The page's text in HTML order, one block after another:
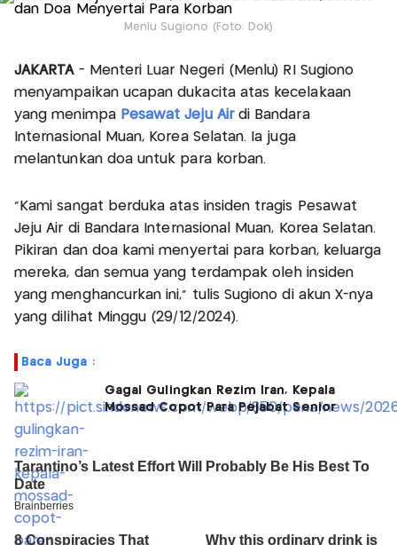
Menlu Sugiono (Foto: Dok)
JAKARTA- Menteri Luar Negeri (Menlu) RI Sugiono
menyampaikan ucapan dukacita atas kecelakaan
yang menimpa Pesawat Jeju Air di Bandara
Internasional Muan, Korea Selatan. Ia juga
melantunkan doa untuk para korban.
"Kami sangat berduka atas insiden tragis Pesawat
Jeju Air di Bandara Internasional Muan, Korea Selatan.
Pikiran dan doa kami menyertai para korban, keluarga
mereka, dan semua yang terdampak oleh insiden
yang menghancurkan ini,” tulis Sugiono di akun X-nya
yang dilihat Minggu (29/12/2024).
Baca Juga :
Gagal Gulingkan Rezim Iran, Kepala
Mossad Copot Para Pejabat Senior